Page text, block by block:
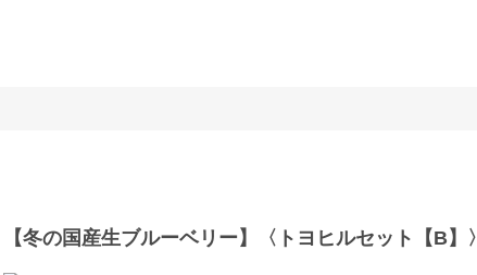
【冬の国産生ブルーベリー】〈トヨヒルセット【B】〉